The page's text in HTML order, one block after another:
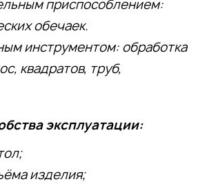
приспособлением:
обечаек.
инструментом: обработка
квадратов, труб,
эксплуатации:
изделия;